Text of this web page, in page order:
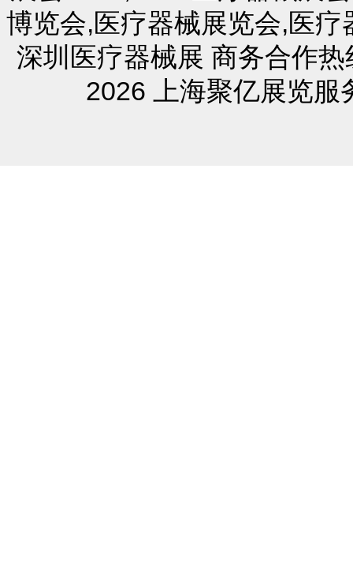
博览会,医疗器械展览会,医疗
深圳医疗器械展 商务合作
2026 上海聚亿展览服